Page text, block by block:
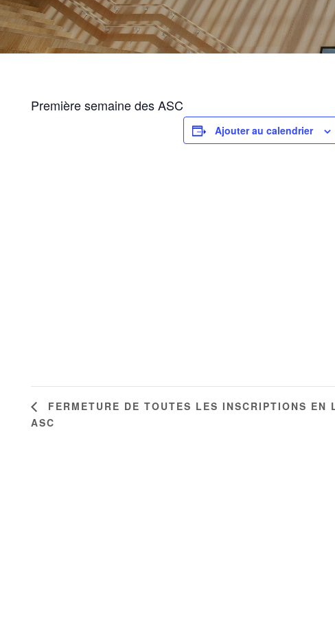
Première semaine des ASC
Ajouter au calendrier
FERMETURE DE TOUTES LES INSCRIPTIONS EN
ASC